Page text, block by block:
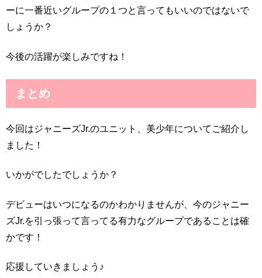
ーに一番近いグループの１つと言ってもいいのではないで
しょうか？
今後の活躍が楽しみですね！
まとめ
今回はジャニーズJr.のユニット、美少年についてご紹介し
ました！
いかがでしたでしょうか？
デビューはいつになるのかわかりませんが、今のジャニー
ズJr.を引っ張って言ってる有力なグループであることは確
かです！
応援していきましょう♪